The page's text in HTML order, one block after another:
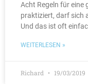
Acht Regeln für eine
praktiziert, darf sich
Und das ist oft
WEITERLESEN »
Richard 19/03/2019